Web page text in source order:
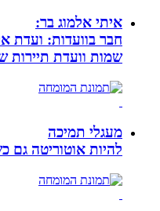
איתי אלמוג בר:
חבר בוועדות: ועדת
שמות וועדת תיירות
מעגלי תמיכה
להיות אוטוריטה גם